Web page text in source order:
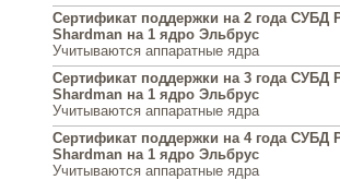
Сертификат поддержки на 2 года СУБД
Shardman на 1 ядро Эльбрус
Учитываются аппаратные ядра
Сертификат поддержки на 3 года СУБД
Shardman на 1 ядро Эльбрус
Учитываются аппаратные ядра
Сертификат поддержки на 4 года СУБД
Shardman на 1 ядро Эльбрус
Учитываются аппаратные ядра